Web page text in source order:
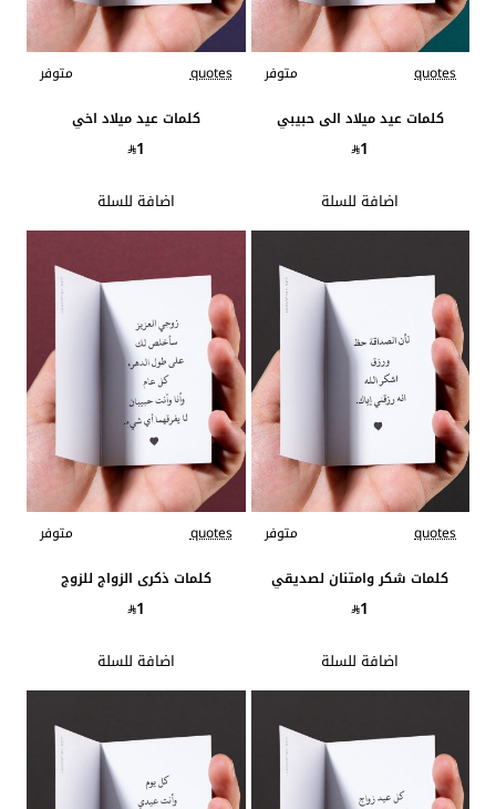
quotes
متوفر
كلمات عيد ميلاد الى حبيبي
1
اضافة للسلة
quotes
متوفر
كلمات عيد ميلاد اخي
1
اضافة للسلة
quotes
متوفر
كلمات شكر وامتنان لصديقي
1
اضافة للسلة
quotes
متوفر
كلمات ذكرى الزواج للزوج
1
اضافة للسلة